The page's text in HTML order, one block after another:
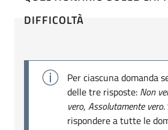
DIFFICOLTÀ
Per ciascuna domanda
delle tre risposte: Non
vero, Assolutamente vero.
rispondere a tutte le